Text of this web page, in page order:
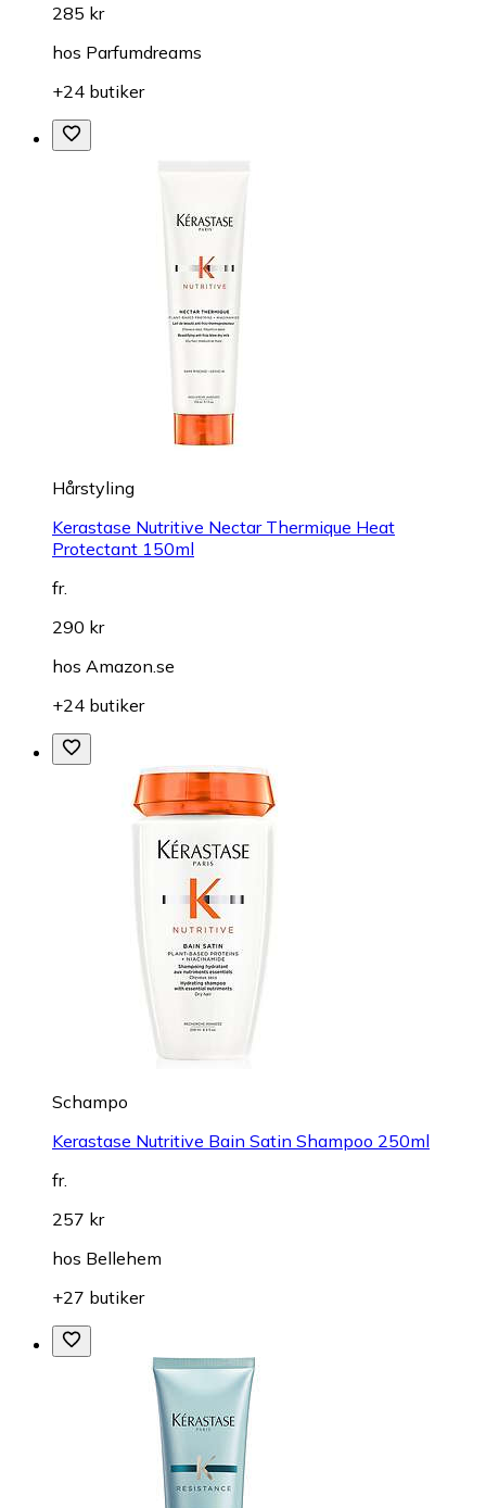
285 kr
hos Parfumdreams
+24 butiker
Hårstyling
Kerastase Nutritive Nectar Thermique Heat
Protectant 150ml
fr.
290 kr
hos Amazon.se
+24 butiker
Schampo
Kerastase Nutritive Bain Satin Shampoo 250ml
fr.
257 kr
hos Bellehem
+27 butiker